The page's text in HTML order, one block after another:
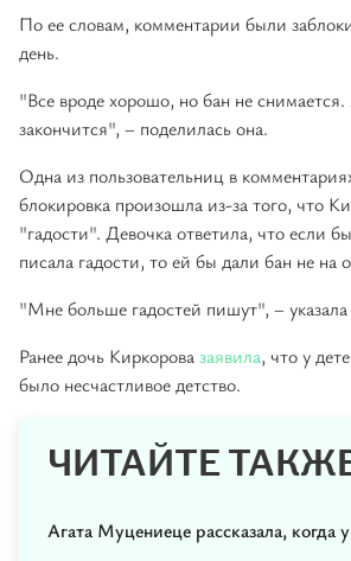
По ее словам, комментарии были
день.
"Все вроде хорошо, но бан не снимается.
закончится", – поделилась она.
Одна из пользовательниц в
блокировка произошла из-за того, что
"гадости". Девочка ответила, что если
писала гадости, то ей бы дали бан не на
"Мне больше гадостей пишут", –
Ранее дочь Киркоровазаявила, что у
было несчастливое детство.
ЧИТАЙТЕ
Агата Муцениеце рассказала, когда